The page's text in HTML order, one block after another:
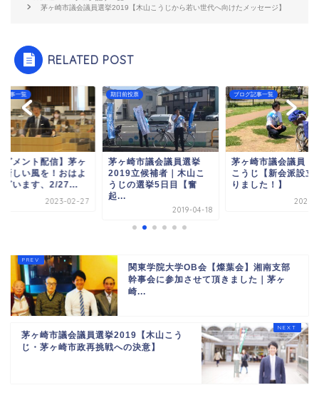
茅ヶ崎市議会議員選挙2019【木山こうじから若い世代へ向けたメッセージ】
RELATED POST
記事一覧
グメント配信】茅ヶ
新しい風を！おはよ
ざいます、2/27...
2023-02-27
期日前投票
茅ヶ崎市議会議員選挙
2019立候補者｜木山こ
うじの選挙5日目【奮
起...
2019-04-18
ブログ記事一覧
茅ヶ崎市議会議員
こうじ【新会派設立
りました！】
2020-
関東学院大学OB会【燦葉会】湘南支部
幹事会に参加させて頂きました｜茅ヶ
崎...
茅ヶ崎市議会議員選挙2019【木山こう
じ・茅ヶ崎市政再挑戦への決意】